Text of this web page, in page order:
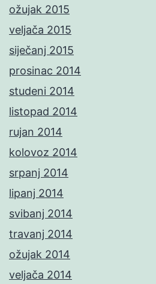
ožujak 2015
veljača 2015
siječanj 2015
prosinac 2014
studeni 2014
listopad 2014
rujan 2014
kolovoz 2014
srpanj 2014
lipanj 2014
svibanj 2014
travanj 2014
ožujak 2014
veljača 2014